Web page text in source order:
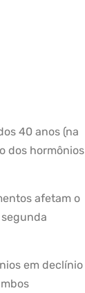
40 anos (na
dos hormônios
afetam o
em declínio